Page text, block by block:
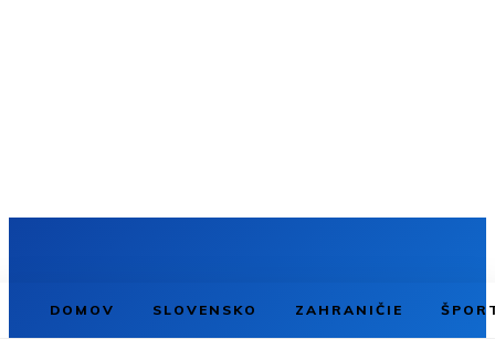
DOMOV SLOVENSKO ZAHRANIČIE